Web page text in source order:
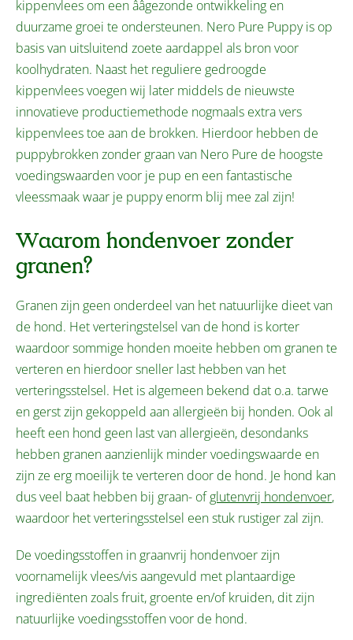
kippenvlees om een ââgezonde ontwikkeling en
duurzame groei te ondersteunen. Nero Pure Puppy is op
basis van uitsluitend zoete aardappel als bron voor
koolhydraten. Naast het reguliere gedroogde
kippenvlees voegen wij later middels de nieuwste
innovatieve productiemethode nogmaals extra vers
kippenvlees toe aan de brokken. Hierdoor hebben de
puppybrokken zonder graan van Nero Pure de hoogste
voedingswaarden voor je pup en een fantastische
vleessmaak waar je puppy enorm blij mee zal zijn!
Waarom hondenvoer zonder
granen?
Granen zijn geen onderdeel van het natuurlijke dieet van
de hond. Het verteringstelsel van de hond is korter
waardoor sommige honden moeite hebben om granen te
verteren en hierdoor sneller last hebben van het
verteringsstelsel. Het is algemeen bekend dat o.a. tarwe
en gerst zijn gekoppeld aan allergieën bij honden. Ook al
heeft een hond geen last van allergieën, desondanks
hebben granen aanzienlijk minder voedingswaarde en
zijn ze erg moeilijk te verteren door de hond. Je hond kan
dus veel baat hebben bij graan- ofglutenvrij hondenvoer,
waardoor het verteringsstelsel een stuk rustiger zal zijn.
De voedingsstoffen in graanvrij hondenvoer zijn
voornamelijk vlees/vis aangevuld met plantaardige
ingrediënten zoals fruit, groente en/of kruiden, dit zijn
natuurlijke voedingsstoffen voor de hond.